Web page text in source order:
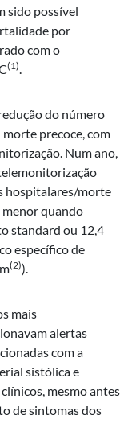
sido possível
por
com o
(1).
do número
precoce, com
Num ano,
hospitalares/morte
quando
standard ou 12,4
específico de
(2)).
mais
alertas
com a
sistólica e
mesmo antes
de sintomas dos